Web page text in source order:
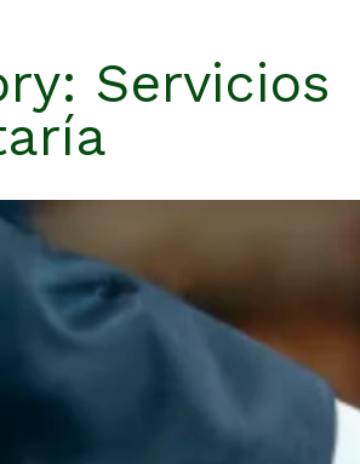
Servicios